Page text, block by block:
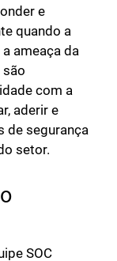
e
quando a
ameaça da
são
com a
aderir e
de segurança
setor.
SOC